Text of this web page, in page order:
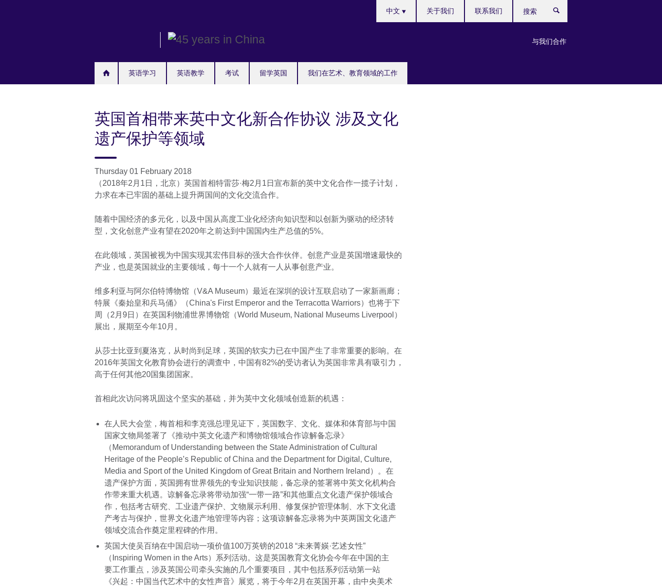
英语学习 英语教学 考试 留学英国 我们在艺术、教育领域的工作
your
中文
与我们合作
关于我们 联系我们
索
英国首相带来英中文化新合作协议 涉及文化
遗产保护等领域
Thursday 01 February 2018
（2018年2月1日，北京）英国首相特雷莎·梅2月1日宣布新的英中文化合作一揽子计划，
力求在本已牢固的基础上提升两国间的文化交流合作。
随着中国经济的多元化，以及中国从高度工业化经济向知识型和以创新为驱动的经济转
型，文化创意产业有望在2020年之前达到中国国内生产总值的5%。
在此领域，英国被视为中国实现其宏伟目标的强大合作伙伴。创意产业是英国增速最快的
产业，也是英国就业的主要领域，每十一个人就有一人从事创意产业。
维多利亚与阿尔伯特博物馆（V&A Museum）最近在深圳的设计互联启动了一家新画廊；
特展《秦始皇和兵马俑》（China's First Emperor and the Terracotta Warriors）也将于下
周（2月9日）在英国利物浦世界博物馆（World Museum, National Museums Liverpool）
展出，展期至今年10月。
从莎士比亚到夏洛克，从时尚到足球，英国的软实力已在中国产生了非常重要的影响。在
2016年英国文化教育协会进行的调查中，中国有82%的受访者认为英国非常具有吸引力，
高于任何其他20国集团国家。
首相此次访问将巩固这个坚实的基础，并为英中文化领域创造新的机遇：
在人民大会堂，梅首相和李克强总理见证下，英国数字、文化、媒体和体育部与中国
国家文物局签署了《推动中英文化遗产和博物馆领域合作谅解备忘录》
（Memorandum of Understanding between the State Administration of Cultural
Heritage of the People’s Republic of China and the Department for Digital, Culture,
Media and Sport of the United Kingdom of Great Britain and Northern Ireland）。在
遗产保护方面，英国拥有世界领先的专业知识技能，备忘录的签署将中英文化机构合
作带来重大机遇。谅解备忘录将带动加强“一带一路”和其他重点文化遗产保护领域合
作，包括考古研究、工业遗产保护、文物展示利用、修复保护管理体制、水下文化遗
产考古与保护，世界文化遗产地管理等内容；这项谅解备忘录将为中英两国文化遗产
领域交流合作奠定里程碑的作用。
英国大使吴百纳在中国启动一项价值100万英镑的2018 “未来菁媖·艺述女性”
（Inspiring Women in the Arts）系列活动。这是英国教育文化协会今年在中国的主
要工作重点，涉及英国公司牵头实施的几个重要项目，其中包括系列活动第一站
《兴起：中国当代艺术中的女性声音》展览，将于今年2月在英国开幕，由中央美术